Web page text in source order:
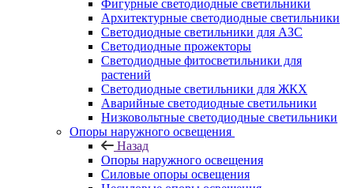
Фигурные светодиодные светильники
Архитектурные светодиодные светильники
Светодиодные светильники для АЗС
Светодиодные прожекторы
Светодиодные фитосветильники для
растений
Светодиодные светильники для ЖКХ
Аварийные светодиодные светильники
Низковольтные светодиодные светильники
Опоры наружного освещения
Назад
Опоры наружного освещения
Силовые опоры освещения